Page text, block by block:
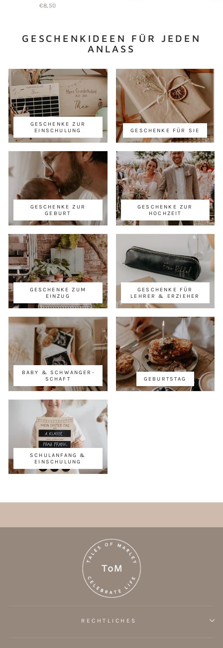
€8,50
GESCHENKIDEEN FÜR JEDEN
ANLASS
GESCHENKE ZUR
EINSCHULUNG
GESCHENKE FÜR SIE
GESCHENKE ZUR
GEBURT
GESCHENKE ZUR
HOCHZEIT
GESCHENKE ZUM
EINZUG
GESCHENKE FÜR
LEHRER & ERZIEHER
BABY & SCHWANGER­
SCHAFT
GEBURTSTAG
SCHULANFANG &
EINSCHULUNG
RECHTLICHES